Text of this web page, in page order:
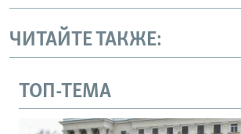
ЧИТАЙТЕ ТАКЖЕ:
ТОП-ТЕМА